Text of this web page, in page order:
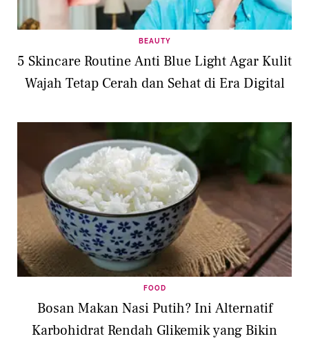
BEAUTY
5 Skincare Routine Anti Blue Light Agar Kulit
Wajah Tetap Cerah dan Sehat di Era Digital
FOOD
Bosan Makan Nasi Putih? Ini Alternatif
Karbohidrat Rendah Glikemik yang Bikin